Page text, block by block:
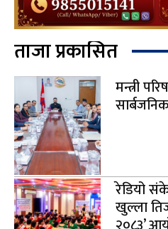
ताजा प्रकासित
मन्त्री
रेडियो
खुल्ला